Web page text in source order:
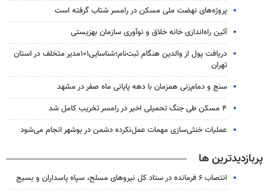
پروژه‌های نهضت ملی مسکن در رامسر شتاب گرفته است
آئین راه‌اندازی خانه خلاق و نوآوری سازمان بهزیستی
دریافت پول از والدین هنگام ثبت‌نام؛شناسایی۱۰۱مدیر متخلف در استان
تهران
سنج و دمام‌زنی همزمان با دهه پایانی ماه صفر در مشهد
۴ مسکن طی جنگ تحمیلی اخیر در رامسر تخریب کامل شد
عملیات خنثی‌سازی مهمات عمل‌نکرده دشمن در بوشهر انجام می‌شود
پربازدیدترین ها
انتصاب ۶ فرمانده در ستاد کل نیروهای مسلح، سپاه پاسداران و بسیج